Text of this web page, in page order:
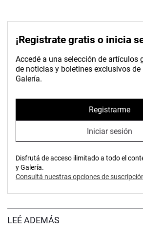
¡Registrate gratis o inicia
Accedé a una selección de artículos
de noticias y boletines exclusivos de
Galería.
Registrarme
Iniciar sesión
Disfrutá de acceso ilimitado a todo el
y Galería.
Consultá nuestras opciones de
LEÉ ADEMÁS